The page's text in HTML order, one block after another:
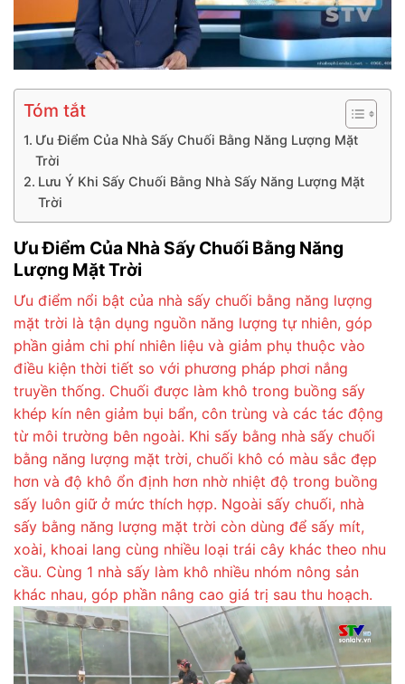
Tóm tắt
Ưu Điểm Của Nhà Sấy Chuối Bằng Năng Lượng Mặt
Trời
Lưu Ý Khi Sấy Chuối Bằng Nhà Sấy Năng Lượng Mặt
Trời
Ưu Điểm Của Nhà Sấy Chuối Bằng Năng
Lượng Mặt Trời
Ưu điểm nổi bật của nhà sấy chuối bằng năng lượng
mặt trời là tận dụng nguồn năng lượng tự nhiên, góp
phần giảm chi phí nhiên liệu và giảm phụ thuộc vào
điều kiện thời tiết so với phương pháp phơi nắng
truyền thống. Chuối được làm khô trong buồng sấy
khép kín nên giảm bụi bẩn, côn trùng và các tác động
từ môi trường bên ngoài. Khi sấy bằng nhà sấy chuối
bằng năng lượng mặt trời, chuối khô có màu sắc đẹp
hơn và độ khô ổn định hơn nhờ nhiệt độ trong buồng
sấy luôn giữ ở mức thích hợp. Ngoài sấy chuối, nhà
sấy bằng năng lượng mặt trời còn dùng để sấy mít,
xoài, khoai lang cùng nhiều loại trái cây khác theo nhu
cầu. Cùng 1 nhà sấy làm khô nhiều nhóm nông sản
khác nhau, góp phần nâng cao giá trị sau thu hoạch.